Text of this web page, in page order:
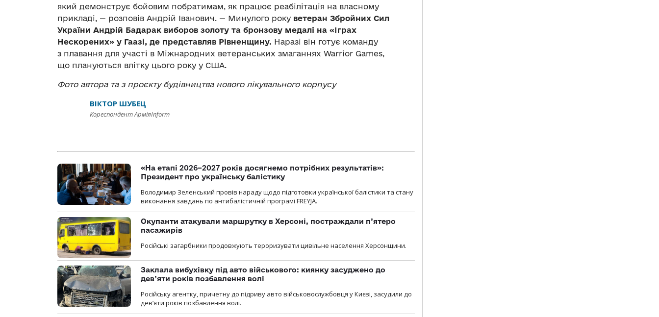
який демонструє бойовим побратимам, як працює реабілітація на власному
прикладі, — розповів Андрій Іванович. — Минулого року ветеран Збройних Сил
України Андрій Бадарак виборов золоту та бронзову медалі на «Іграх
Нескорених» у Гаазі, де представляв Рівненщину. Наразі він готує команду
з плавання для участі в Міжнародних ветеранських змаганнях Warrior Games,
що плануються влітку цього року у США.
Фото автора та з проєкту будівництва нового лікувального корпусу
ВІКТОР ШУБЕЦ
Кореспондент АрміяInform
«На етапі 2026–2027 років досягнемо потрібних результатів»:
Президент про українську балістику
Володимир Зеленський провів нараду щодо підготовки української балістики та стану
виконання завдань по антибалістичній програмі FREYJA.
Окупанти атакували маршрутку в Херсоні, постраждали п’ятеро
пасажирів
Російські загарбники продовжують тероризувати цивільне населення Херсонщини.
Заклала вибухівку під авто військового: киянку засуджено до
дев’яти років позбавлення волі
Російську агентку, причетну до підриву авто військовослужбовця у Києві, засудили до
дев’яти років позбавлення волі.